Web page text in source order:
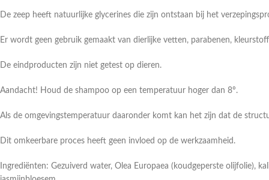
De zeep heeft natuurlijke glycerines die zijn ontstaan bij het
Er wordt geen gebruik gemaakt van dierlijke vetten, parabenen,
De eindproducten zijn niet getest op dieren.
Aandacht! Houd de shampoo op een temperatuur hoger dan 8º.
Als de omgevingstemperatuur daaronder komt kan het zijn dat de
Dit omkeerbare proces heeft geen invloed op de werkzaamheid.
Ingrediënten: Gezuiverd water, Olea Europaea (koudgeperste olijfolie),